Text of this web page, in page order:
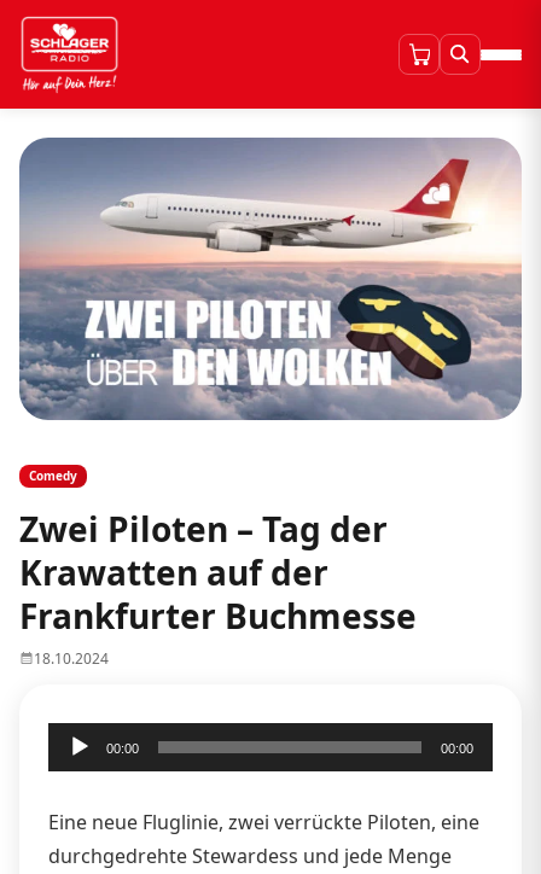
Comedy
Zwei Piloten – Tag der
Krawatten auf der
Frankfurter Buchmesse
18.10.2024
Audio-
Player
00:00 00:00
Eine neue Fluglinie, zwei verrückte Piloten, eine
durchgedrehte Stewardess und jede Menge